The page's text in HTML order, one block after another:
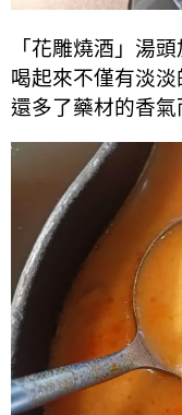
「花雕燒酒」湯
喝起來不僅有淡淡
還多了藥材的香